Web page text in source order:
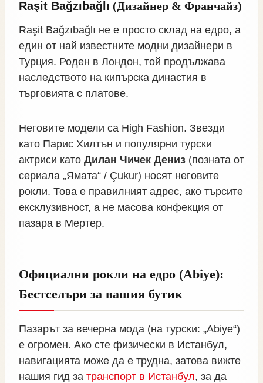
Raşit Bağzıbağlı (Дизайнер & Франчайз)
Raşit Bağzıbağlı не е просто склад на едро, а
един от най известните модни дизайнери в
Турция. Роден в Лондон, той продължава
наследството на кипърска династия в
търговията с платове.
Неговите модели са High Fashion. Звезди
като Парис Хилтън и популярни турски
актриси като Дилан Чичек Дениз (позната от
сериала „Ямата“ / Çukur) носят неговите
рокли. Това е правилният адрес, ако търсите
ексклузивност, а не масова конфекция от
пазара в Мертер.
Официални рокли на едро (Abiye):
Бестселъри за вашия бутик
Пазарът за вечерна мода (на турски: „Abiye“)
е огромен. Ако сте физически в Истанбул,
навигацията може да е трудна, затова вижте
нашия гид за транспорт в Истанбул, за да